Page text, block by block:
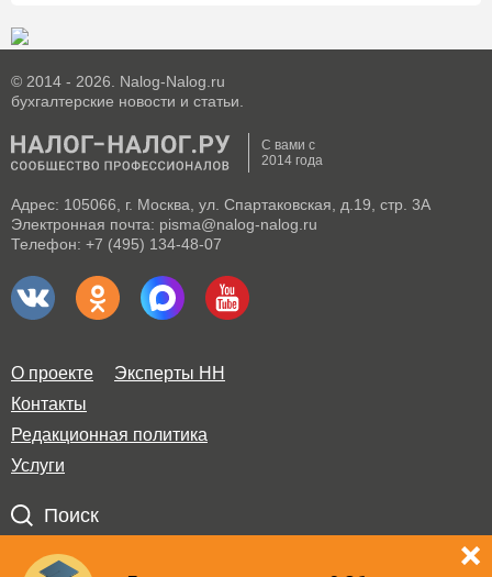
© 2014 - 2026. Nalog-Nalog.ru
бухгалтерские новости и статьи.
С вами с
2014 года
Адрес: 105066, г. Москва, ул. Спартаковская, д.19, стр. 3А
Электронная почта: pisma@nalog-nalog.ru
Телефон: +7 (495) 134-48-07
О проекте
Эксперты НН
Контакты
Редакционная политика
Услуги
Поиск